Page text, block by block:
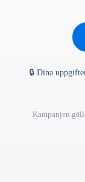
🔒 Dina
Kampanjen